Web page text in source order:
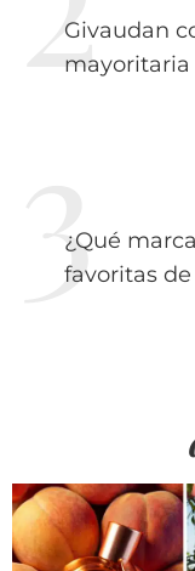
Givaudan
mayoritaria
¿Qué
favoritas